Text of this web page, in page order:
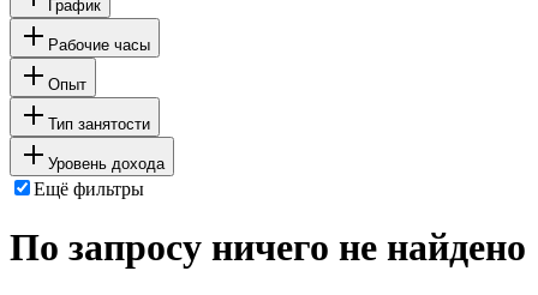
График
Рабочие часы
Опыт
Тип занятости
Уровень дохода
Ещё фильтры
По запросу ничего не найдено